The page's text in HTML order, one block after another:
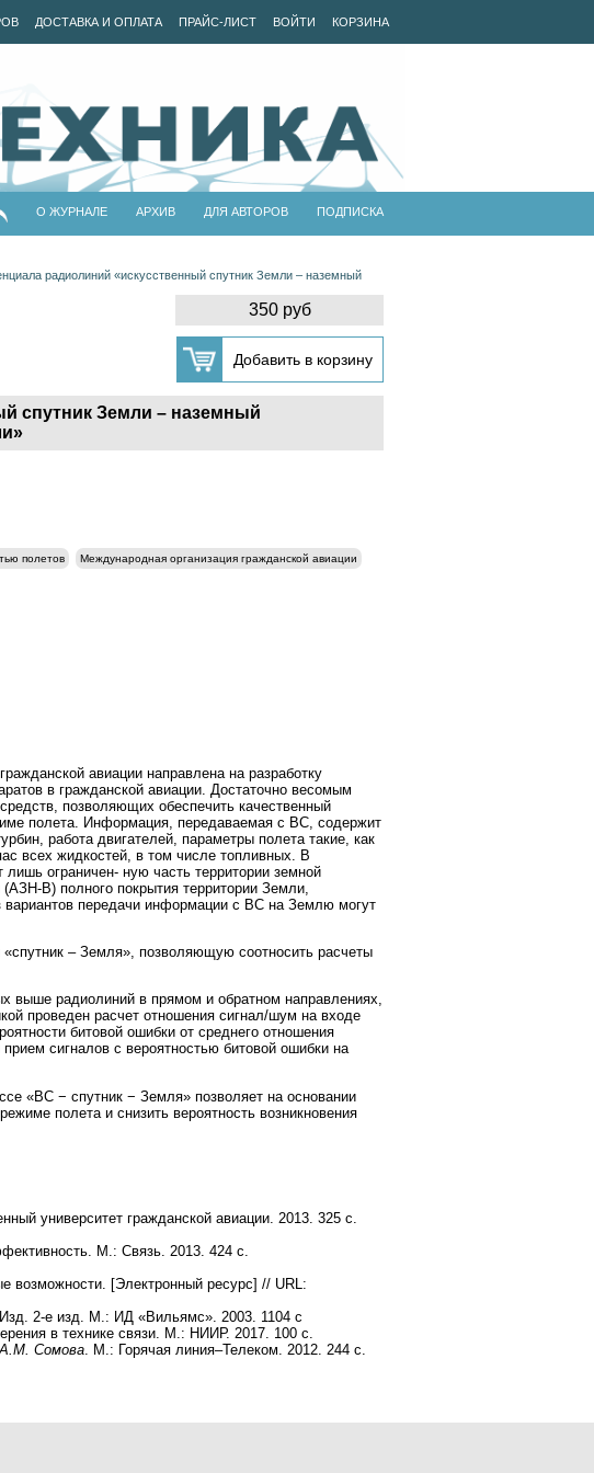
ДОСТАВКА И ОПЛАТА ПРАЙС-ЛИСТ ВОЙТИ КОРЗИНА
О ЖУРНАЛЕ АРХИВ ДЛЯ АВТОРОВ ПОДПИСКА
радиолиний «искусственный спутник Земли – наземный
350 руб
спутник Земли – наземный
полетов Международная организация гражданской авиации
авиации направлена на разработку
в гражданской авиации. Достаточно весомым
позволяющих обеспечить качественный
полета. Информация, передаваемая с ВС, содержит
работа двигателей, параметры полета такие, как
всех жидкостей, в том числе топливных. В
ограничен- ную часть территории земной
В) полного покрытия территории Земли,
передачи информации с ВС на Землю могут
«спутник – Земля», позволяющую соотносить расчеты
выше радиолиний в прямом и обратном направлениях,
проведен расчет отношения сигнал/шум на входе
битовой ошибки от среднего отношения
сигналов с вероятностью битовой ошибки на
«ВС − спутник − Земля» позволяет на основании
полета и снизить вероятность возникновения
университет гражданской авиации. 2013. 325 с.
М.: Связь. 2013. 424 c.
возможности. [Электронный ресурс] // URL:
2-е изд. М.: ИД «Вильямс». 2003. 1104 с
в технике связи. М.: НИИР. 2017. 100 c.
А.М. Сомова. М.: Горячая линия–Телеком. 2012. 244 с.